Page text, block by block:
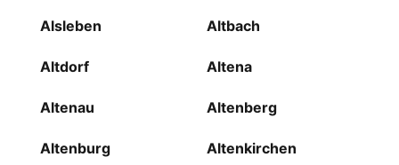
Alsleben Altbach
Altdorf Altena
Altenau Altenberg
Altenburg Altenkirchen